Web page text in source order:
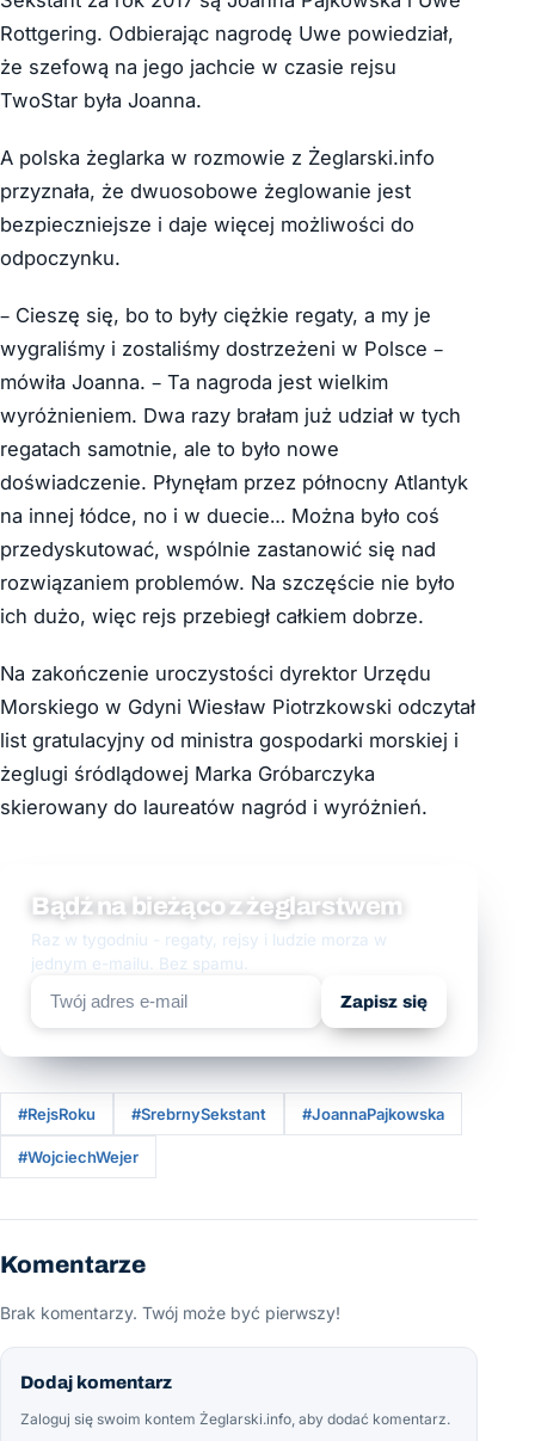
Rottgering. Odbierając nagrodę Uwe powiedział,
że szefową na jego jachcie w czasie rejsu
TwoStar była Joanna.
A polska żeglarka w rozmowie z Żeglarski.info
przyznała, że dwuosobowe żeglowanie jest
bezpieczniejsze i daje więcej możliwości do
odpoczynku.
– Cieszę się, bo to były ciężkie regaty, a my je
wygraliśmy i zostaliśmy dostrzeżeni w Polsce –
mówiła Joanna. – Ta nagroda jest wielkim
wyróżnieniem. Dwa razy brałam już udział w tych
regatach samotnie, ale to było nowe
doświadczenie. Płynęłam przez północny Atlantyk
na innej łódce, no i w duecie… Można było coś
przedyskutować, wspólnie zastanowić się nad
rozwiązaniem problemów. Na szczęście nie było
ich dużo, więc rejs przebiegł całkiem dobrze.
Na zakończenie uroczystości dyrektor Urzędu
Morskiego w Gdyni Wiesław Piotrzkowski odczytał
list gratulacyjny od ministra gospodarki morskiej i
żeglugi śródlądowej Marka Gróbarczyka
skierowany do laureatów nagród i wyróżnień.
Bądź na bieżąco z żeglarstwem
Raz w tygodniu - regaty, rejsy i ludzie morza w
jednym e-mailu. Bez spamu.
Zapisz się
#RejsRoku #SrebrnySekstant #JoannaPajkowska
#WojciechWejer
Komentarze
Brak komentarzy. Twój może być pierwszy!
Dodaj komentarz
Zaloguj się swoim kontem Żeglarski.info, aby dodać komentarz.